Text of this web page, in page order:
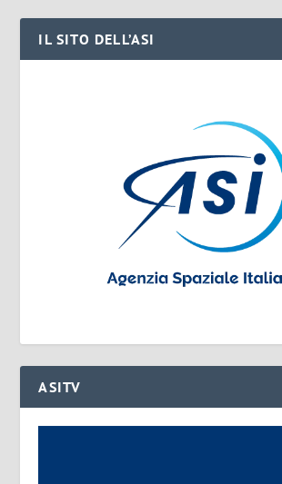
IL SITO DELL’ASI
ASITV